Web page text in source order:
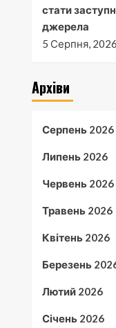
стати
джерела
5 Серпня, 2026
Архіви
Серпень 2026
Липень 2026
Червень 2026
Травень 2026
Квітень 2026
Березень
Лютий 2026
Січень 2026